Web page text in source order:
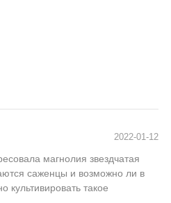
2022-01-12
магнолия звездчатая
саженцы и возможно ли в
культивировать такое